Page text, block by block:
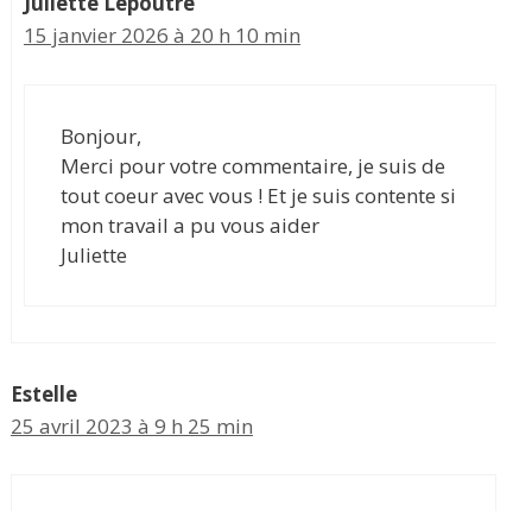
15 janvier 2026 à 20 h 10 min
Bonjour,
Merci pour votre commentaire, je suis de
tout coeur avec vous ! Et je suis contente si
mon travail a pu vous aider
Juliette
Estelle
25 avril 2023 à 9 h 25 min